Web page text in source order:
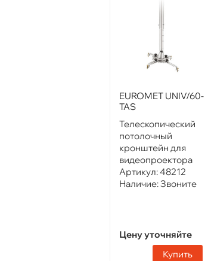
EUROMET UNIV/60-
TAS
Телескопический
потолочный
кронштейн для
видеопроектора
Артикул:48212
Наличие:Звоните
Цену уточняйте
Купить